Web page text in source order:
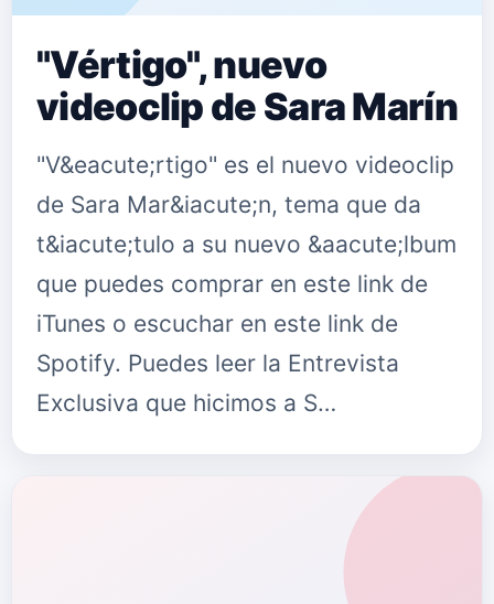
"Vértigo", nuevo
videoclip de Sara Marín
"V&eacute;rtigo" es el nuevo videoclip
de Sara Mar&iacute;n, tema que da
t&iacute;tulo a su nuevo &aacute;lbum
que puedes comprar en este link de
iTunes o escuchar en este link de
Spotify. Puedes leer la Entrevista
Exclusiva que hicimos a S…